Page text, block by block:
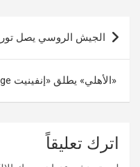
تصفّح
المقالات
الجيش الروسي يصل
«الأهلي» يطلق «إنفينيت Advantage» «فيزا»… بمزايا حصرية
اترك تعليقاً